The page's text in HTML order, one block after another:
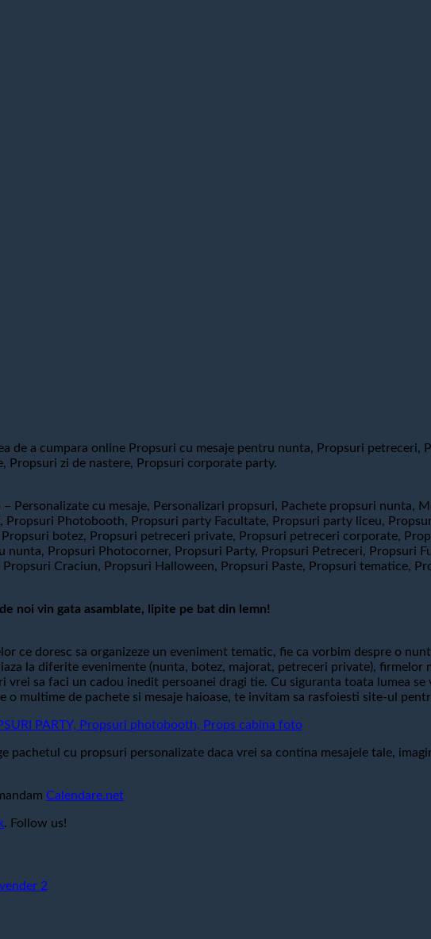
de a cumpara online Propsuri cu mesaje pentru nunta, Propsuri petreceri,
Propsuri zi de nastere, Propsuri corporate party.
Personalizate cu mesaje, Personalizari propsuri, Pachete propsuri nunta,
Propsuri Photobooth, Propsuri party Facultate, Propsuri party liceu,
botez, Propsuri petreceri private, Propsuri petreceri corporate,
Propsuri Photocorner, Propsuri Party, Propsuri Petreceri, Propsuri
Craciun, Propsuri Halloween, Propsuri Paste, Propsuri tematice,
noi vin gata asamblate, lipite pe bat din lemn!
ce doresc sa organizeze un eveniment tematic, fie ca vorbim despre o
la diferite evenimente (nunta, botez, majorat, petreceri private), firmelor
vrei sa faci un cadou inedit persoanei dragi tie. Cu siguranta toata lumea
multime de pachete si mesaje haioase, te invitam sa rasfoiesti site-ul
PARTY, Propsuri photobooth, Props cabina foto
pachetul cu propsuri personalizate daca vrei sa contina mesajele tale,
Calendare.net
. Follow us!